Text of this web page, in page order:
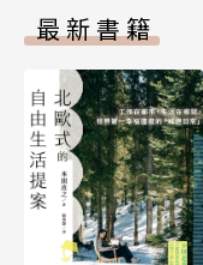
最新書籍